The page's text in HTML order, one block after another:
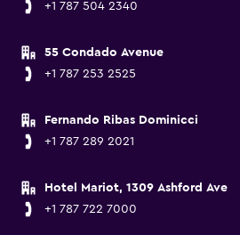
+1 787 504 2340
55 Condado Avenue
+1 787 253 2525
Fernando Ribas Dominicci
+1 787 289 2021
Hotel Mariot, 1309 Ashford Ave
+1 787 722 7000